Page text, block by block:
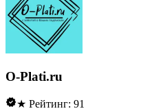
O-Plati.ru
★ Рейтинг: 91